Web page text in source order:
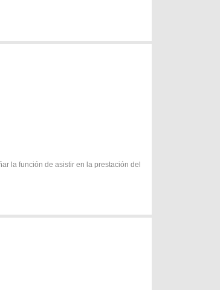
la función de asistir en la prestación del